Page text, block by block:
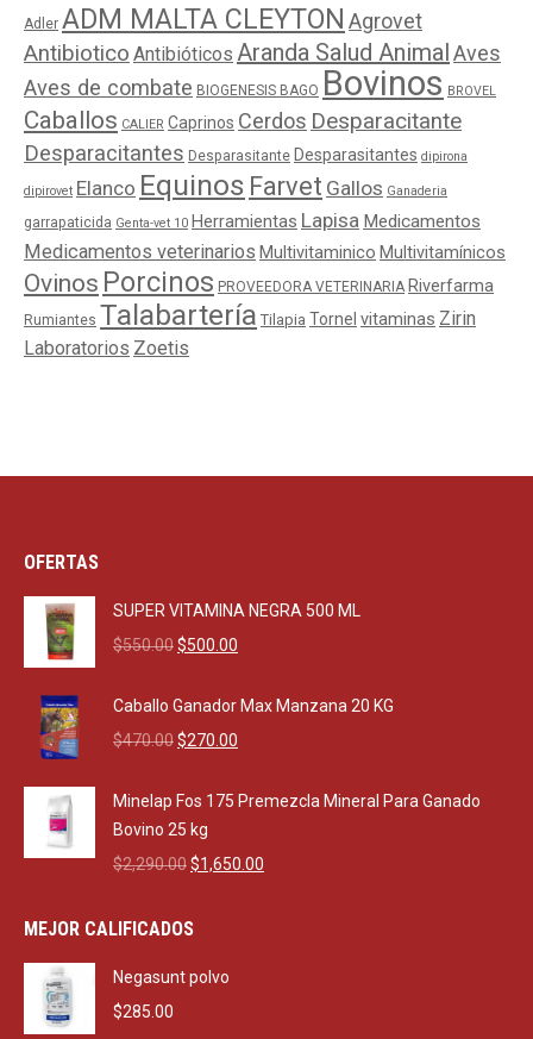
Adler ADM MALTA CLEYTON Agrovet
Antibiotico Antibióticos Aranda Salud AnimalAves
Aves de combate BIOGENESIS BAGO Bovinos BROVEL
Caballos CALIER Caprinos Cerdos Desparacitante
Desparacitantes Desparasitante Desparasitantes dipirona
dipirovet Elanco Equinos Farvet Gallos Ganaderia
garrapaticida Genta-vet 10 Herramientas Lapisa Medicamentos
Medicamentos veterinarios Multivitaminico Multivitamínicos
Ovinos Porcinos PROVEEDORA VETERINARIA Riverfarma
Rumiantes Talabartería Tilapia Tornel vitaminas Zirin
Laboratorios Zoetis
OFERTAS
SUPER VITAMINA NEGRA 500 ML
$550.00Original
was:
$550.00.
$500.00
is:
Caballo Ganador Max Manzana 20 KG
$470.00Original
was:
$470.00.
$270.00
is:
Minelap Fos 175 Premezcla Mineral Para Ganado
Bovino 25 kg
$2,290.00Original
was:
$1,650.00
MEJOR CALIFICADOS
Negasunt polvo
$285.00